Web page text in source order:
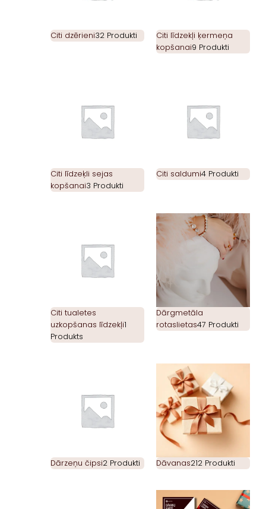
Citi dzērieni32 Produkti
Citi līdzekļi ķermeņa
kopšanai9 Produkti
Citi līdzeķli sejas
kopšanai3 Produkti
Citi saldumi4 Produkti
Citi tualetes
uzkopšanas līdzekļi1
Produkts
Dārgmetāla
rotaslietas47 Produkti
Dārzeņu čipsi2 Produkti Dāvanas212 Produkti